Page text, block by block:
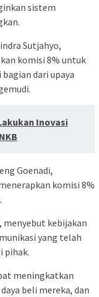
sistem
Sutjahyo,
komisi 8% untuk
dari upaya
Inovasi
Goenadi,
komisi 8%
menyebut kebijakan
yang telah
pihak.
meningkatkan
beli mereka, dan